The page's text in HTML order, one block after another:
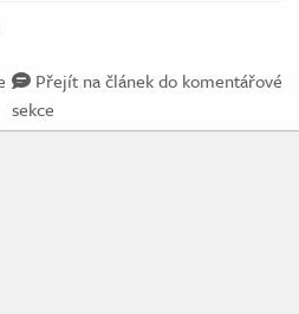
Přejít na článek do komentářové
sekce